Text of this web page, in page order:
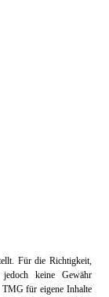
Für die Richtigkeit,
keine Gewähr
TMG für eigene Inhalte